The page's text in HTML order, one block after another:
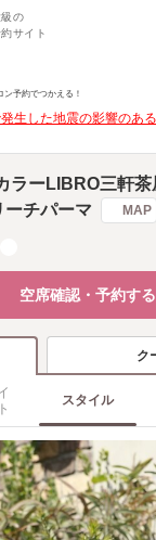
の
サイト
ン予約でつかえる！
発生した地震の影響のあ
ラーLIBRO三軒
ーチパーマ
MAP
空席確認・予約する
ク
スタイル